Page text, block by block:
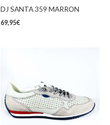
DJ SANTA 359 MARRON
69,95€